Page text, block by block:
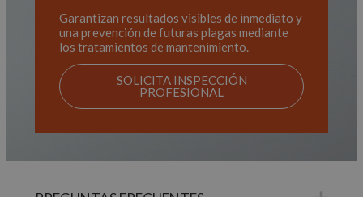
Garantizan resultados visibles de inmediato y
una prevención de futuras plagas mediante
los tratamientos de mantenimiento.
SOLICITA INSPECCIÓN
PROFESIONAL
__cf_bm
Cloudflare Inc.
.hubspot.com
29 minutos
58 segundos
www.garferplagas.es